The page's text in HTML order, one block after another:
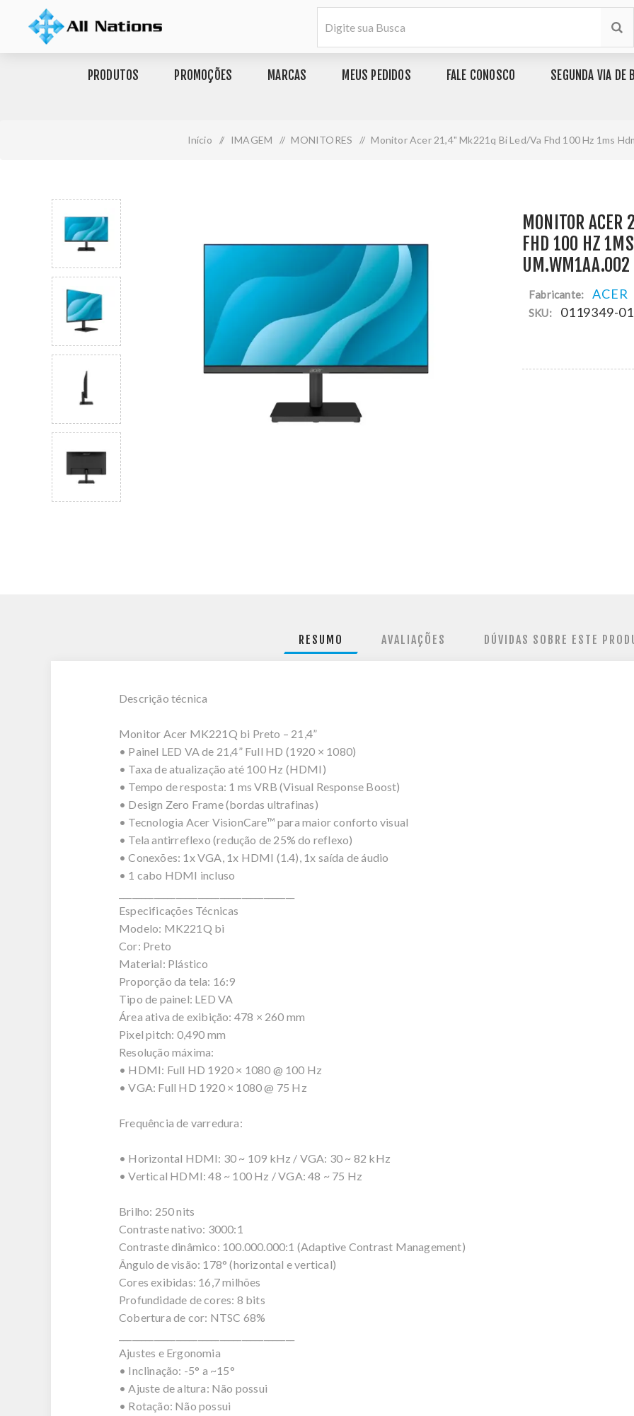
PRODUTOS PROMOÇÕES MARCAS MEUS PEDIDOS FALE CONOSCO SEGUNDA VIA DE
Início / IMAGEM / MONITORES / Monitor Acer 21,4" Mk221q Bi Led/Va Fhd 100 Hz 1ms
MONITOR
FHD 100 HZ
UM.WM1AA.002
Fabricante: ACER
SKU: 0119349-01
RESUMO AVALIAÇÕES DÚVIDAS SOBRE ESTE
Descrição técnica
Monitor Acer MK221Q bi Preto – 21,4”
• Painel LED VA de 21,4” Full HD (1920 × 1080)
• Taxa de atualização até 100 Hz (HDMI)
• Tempo de resposta: 1 ms VRB (Visual Response Boost)
• Design Zero Frame (bordas ultrafinas)
• Tecnologia Acer VisionCare™ para maior conforto visual
• Tela antirreflexo (redução de 25% do reflexo)
• Conexões: 1x VGA, 1x HDMI (1.4), 1x saída de áudio
• 1 cabo HDMI incluso
Especificações Técnicas
Modelo: MK221Q bi
Cor: Preto
Material: Plástico
Proporção da tela: 16:9
Tipo de painel: LED VA
Área ativa de exibição: 478 × 260 mm
Pixel pitch: 0,490 mm
Resolução máxima:
• HDMI: Full HD 1920 × 1080 @ 100 Hz
• VGA: Full HD 1920 × 1080 @ 75 Hz
Frequência de varredura:
• Horizontal HDMI: 30 ~ 109 kHz / VGA: 30 ~ 82 kHz
• Vertical HDMI: 48 ~ 100 Hz / VGA: 48 ~ 75 Hz
Brilho: 250 nits
Contraste nativo: 3000:1
Contraste dinâmico: 100.000.000:1 (Adaptive Contrast Management)
Ângulo de visão: 178° (horizontal e vertical)
Cores exibidas: 16,7 milhões
Profundidade de cores: 8 bits
Cobertura de cor: NTSC 68%
Ajustes e Ergonomia
• Inclinação: -5° a ~15°
• Ajuste de altura: Não possui
• Rotação: Não possui